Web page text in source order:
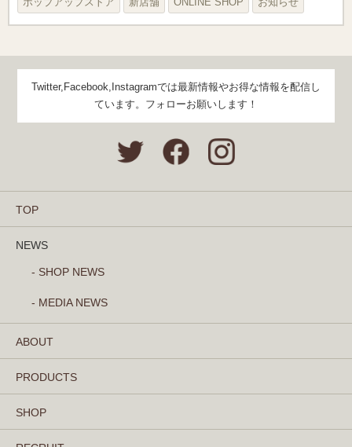
Twitter,Facebook,Instagramでは最新情報やお得な情報を配信し
ています。フォローお願いします！
TOP
NEWS
- SHOP NEWS
- MEDIA NEWS
ABOUT
PRODUCTS
SHOP